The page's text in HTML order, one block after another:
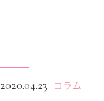
2020.04.23 コラム